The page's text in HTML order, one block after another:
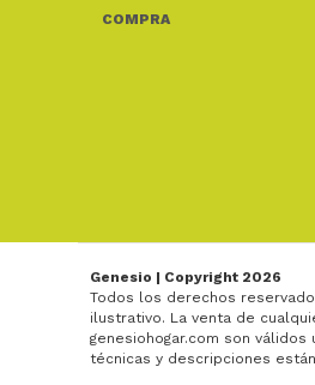
COMPRA
Genesio | Copyright 2026
Todos los derechos
ilustrativo. La venta de
genesiohogar.com son
técnicas y descripciones